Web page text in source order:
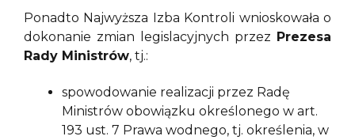
Ponadto Najwyższa Izba Kontroli wnioskowała o
dokonanie zmian legislacyjnych przez Prezesa
Rady Ministrów, tj.:
spowodowanie realizacji przez Radę
Ministrów obowiązku określonego w art.
193 ust. 7 Prawa wodnego, tj. określenia, w